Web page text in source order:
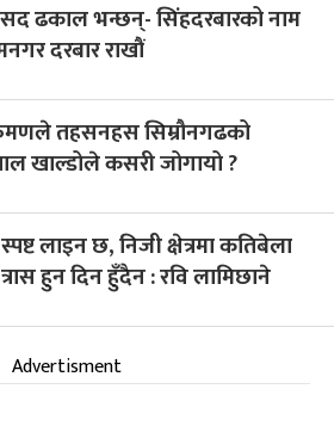
ढकाल भन्छन्- सिंहदरबारको नाम
दरबार राखौं
तहसनहस सिम्रौनगढको
खाल्डोले कसरी जोगायो ?
लाइन छ, निजी क्षेत्रमा कतिबेला
हुन दिन हुँदैन : रवि लामिछाने
Advertisment